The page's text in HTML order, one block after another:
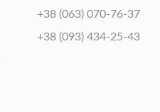
+38 (063) 070-76-37
+38 (093) 434-25-43